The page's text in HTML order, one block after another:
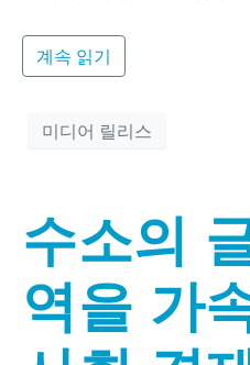
계속 읽기
미디어 릴리스
수소의
역을 가